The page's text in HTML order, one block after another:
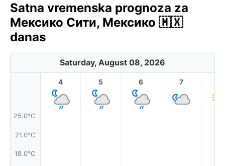
Satna vremenska prognoza za
Мексико Сити, Мексико 🇲🇽
danas
Saturday, August 08, 2026
25.0°C
21.0°C
18.0°C
4 5 6 7